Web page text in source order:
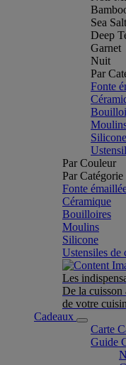
Sea Salt
Deep
Garnet
Nuit
Par
Fonte
Silicone
Par Couleur
Par Catégorie
Fonte
Céramique
Bouilloires
Moulins
Silicone
Ustensiles de
Les
De la cuisson
de votre
Cadeaux
Carte
Guide